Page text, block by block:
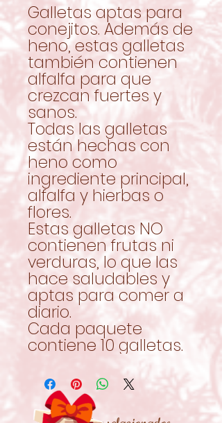
Galletas aptas para
conejitos. Además de
heno, estas galletas
también contienen
alfalfa para que
crezcan fuertes y
sanos.
Todas las galletas
están hechas con
heno como
ingrediente principal,
alfalfa y hierbas o
flores.
Estas galletas NO
contienen frutas ni
verduras, lo que las
hace saludables y
aptas para comer a
diario.
Cada paquete
contiene 10 galletas.